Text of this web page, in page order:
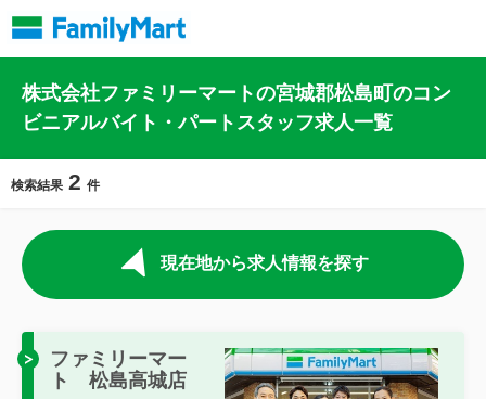
株式会社ファミリーマートの宮城郡松島町のコン
ビニアルバイト・パートスタッフ求人一覧
検索結果 2 件
現在地から求人情報を探す
ファミリーマー
ト 松島高城店